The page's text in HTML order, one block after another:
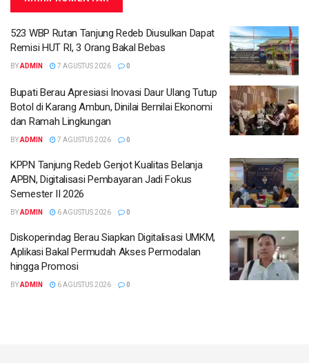
523 WBP Rutan Tanjung Redeb Diusulkan Dapat
Remisi HUT RI, 3 Orang Bakal Bebas
BYADMIN 7 AGUSTUS 2026 0
Bupati Berau Apresiasi Inovasi Daur Ulang Tutup
Botol di Karang Ambun, Dinilai Bernilai Ekonomi
dan Ramah Lingkungan
BYADMIN 7 AGUSTUS 2026 0
KPPN Tanjung Redeb Genjot Kualitas Belanja
APBN, Digitalisasi Pembayaran Jadi Fokus
Semester II 2026
BYADMIN 6 AGUSTUS 2026 0
Diskoperindag Berau Siapkan Digitalisasi UMKM,
Aplikasi Bakal Permudah Akses Permodalan
hingga Promosi
BYADMIN 6 AGUSTUS 2026 0